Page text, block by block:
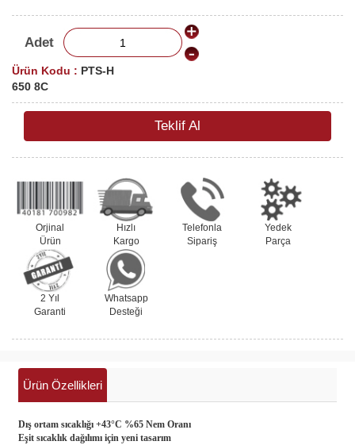
Adet
Ürün Kodu : PTS-H
650 8C
Teklif Al
Orjinal
Ürün
Hızlı
Kargo
Telefonla
Sipariş
Yedek
Parça
2 Yıl
Garanti
Whatsapp
Desteği
Ürün Özellikleri
Dış ortam sıcaklığı +43°C %65 Nem Oranı
Eşit sıcaklık dağılımı için yeni tasarım